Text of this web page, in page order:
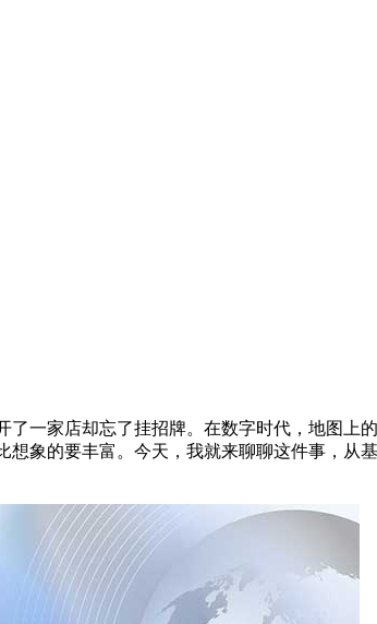
了一家店却忘了挂招牌。在数字时代，地图上
象的要丰富。今天，我就来聊聊这件事，从